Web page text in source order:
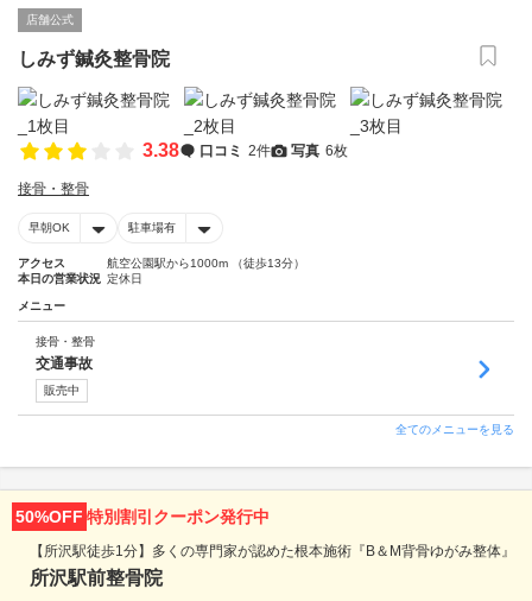
店舗公式
しみず鍼灸整骨院
3.38 口コミ 2件 写真 6枚
接骨・整骨
早朝OK 駐車場有
アクセス
航空公園駅から1000m （徒歩13分）
本日の営業状況 定休日
メニュー
接骨・整骨
交通事故
販売中
全てのメニューを見る
50%OFF 特別割引クーポン発行中
【所沢駅徒歩1分】多くの専門家が認めた根本施術『B＆M背骨ゆがみ整体』
所沢駅前整骨院